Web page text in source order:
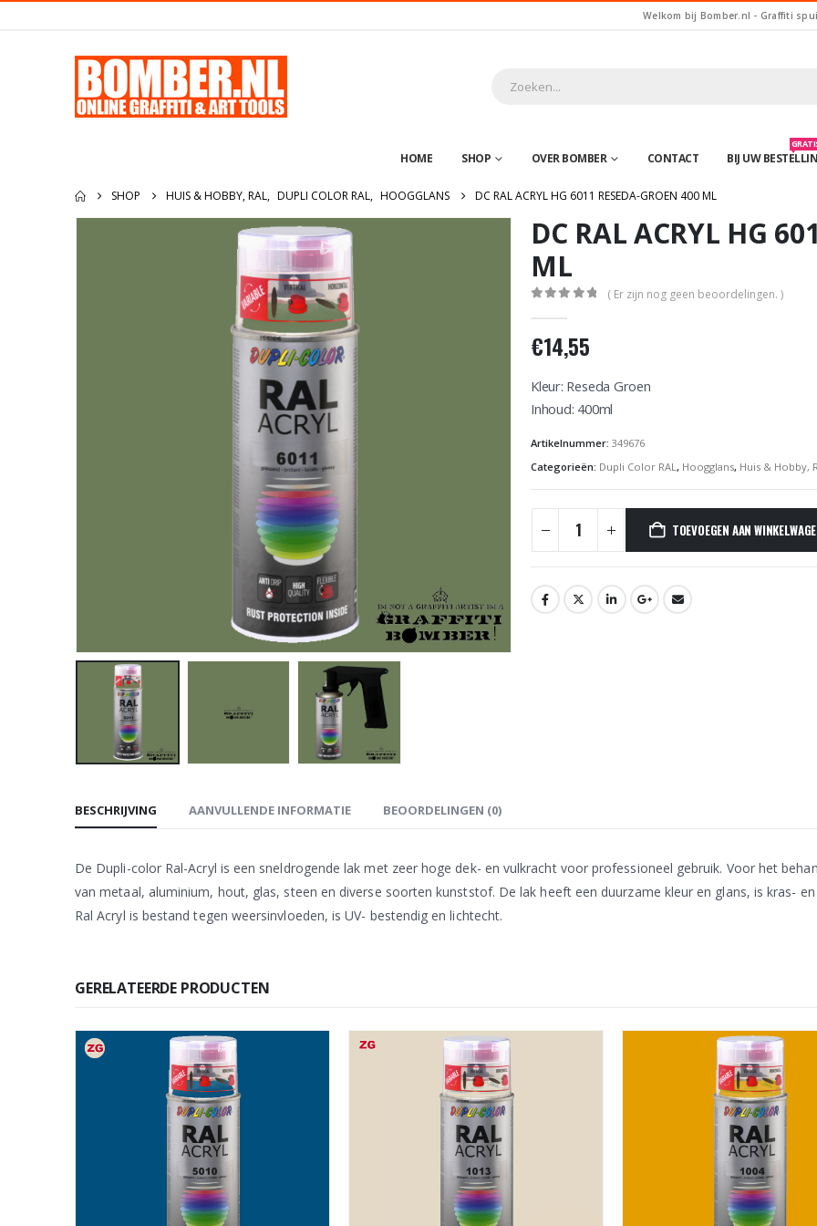
Welkom bij Bomber.nl - Graffiti
HOME SHOP OVER BOMBER CONTACT BIJ UW
SHOP HUIS & HOBBY, RAL, DUPLI COLOR RAL, HOOGGLANS DC RAL ACRYL HG 6011 RESEDA-GROEN 400 ML
DC RAL ACRYL HG
ML
( Er zijn nog geen beoordelingen. )
€14,55
Kleur: Reseda Groen
Inhoud: 400ml
Artikelnummer: 349676
Categorieën: Dupli Color RAL , Hoogglans, Huis & Hobby,
TOEVOEGEN AAN
BESCHRIJVING AANVULLENDE INFORMATIE BEOORDELINGEN (0)
De Dupli-color Ral-Acryl is een sneldrogende lak met zeer hoge dek- en vulkracht voor professioneel gebruik. Voor het
van metaal, aluminium, hout, glas, steen en diverse soorten kunststof. De lak heeft een duurzame kleur en glans, is kras-
Ral Acryl is bestand tegen weersinvloeden, is UV- bestendig en lichtecht.
GERELATEERDE PRODUCTEN